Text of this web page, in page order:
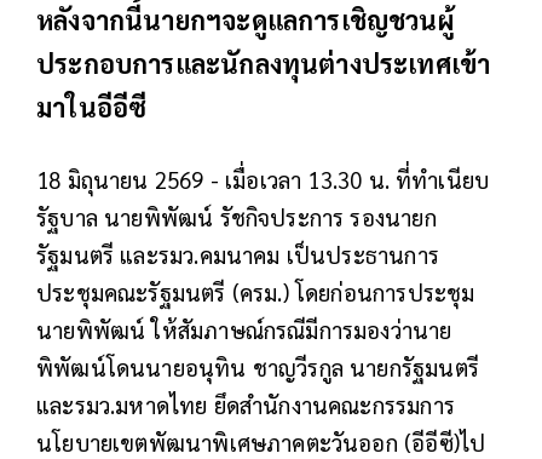
หลังจากนี้นายกฯจะดูแลการเชิญชวนผู้
ประกอบการและนักลงทุนต่างประเทศเข้า
มาในอีอีซี
18 มิถุนายน 2569 - เมื่อเวลา 13.30 น. ที่ทำเนียบ
รัฐบาล นายพิพัฒน์ รัชกิจประการ รองนายก
รัฐมนตรี และรมว.คมนาคม เป็นประธานการ
ประชุมคณะรัฐมนตรี (ครม.) โดยก่อนการประชุม
นายพิพัฒน์ ให้สัมภาษณ์กรณีมีการมองว่านาย
พิพัฒน์โดนนายอนุทิน ชาญวีรกูล นายกรัฐมนตรี
และรมว.มหาดไทย ยึดสำนักงานคณะกรรมการ
นโยบายเขตพัฒนาพิเศษภาคตะวันออก (อีอีซี)ไป